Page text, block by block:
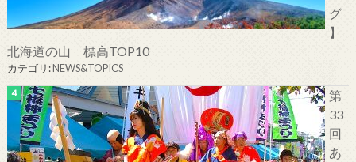
グ
】
北海道の山 標高TOP10
カテゴリ:NEWS&TOPICS
第
33
回
あ